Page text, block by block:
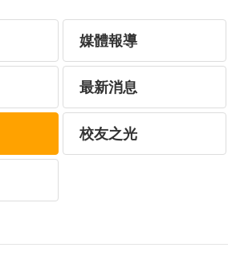
媒體報導
最新消息
校友之光